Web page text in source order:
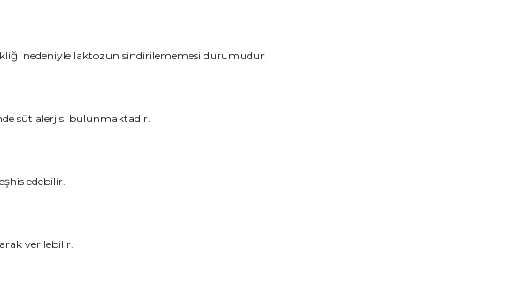
nedeniyle laktozun sindirilememesi durumudur.
süt alerjisi bulunmaktadır.
edebilir.
verilebilir.